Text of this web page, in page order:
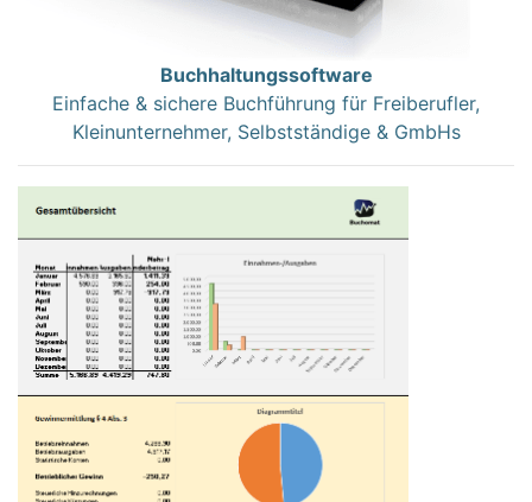
Buchhaltungssoftware
Einfache & sichere Buchführung für Freiberufler,
Kleinunternehmer, Selbstständige & GmbHs